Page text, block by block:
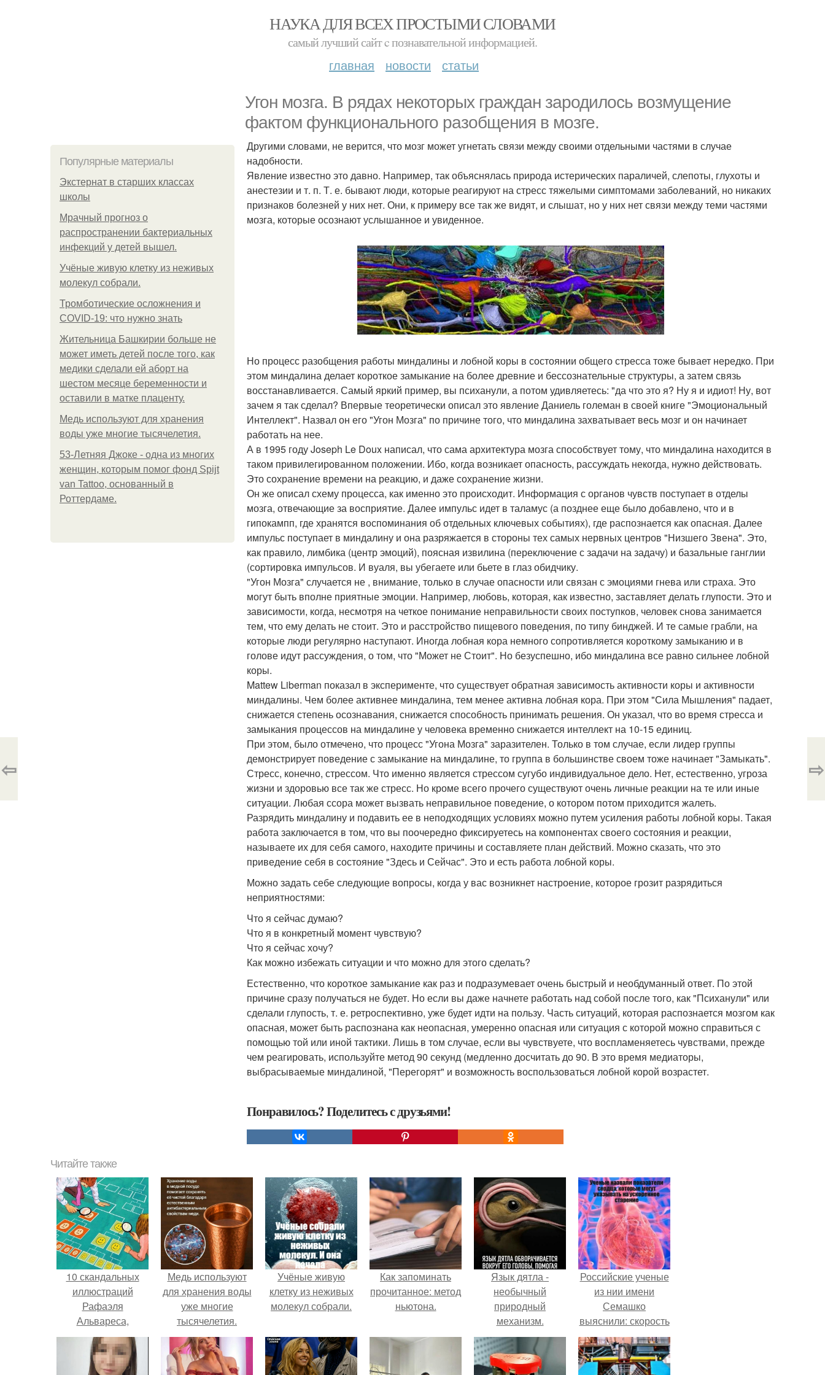
НАУКА ДЛЯ ВСЕХ ПРОСТЫМИ СЛОВАМИ
самый лучший сайт c познавательной информацией.
главная новости статьи
Угон мозга. В рядах некоторых граждан зародилось возмущение
фактом функционального разобщения в мозге.
Популярные материалы
Экстернат в старших классах
школы
Мрачный прогноз о
распространении бактериальных
инфекций у детей вышел.
Учёные живую клетку из неживых
молекул собрали.
Тромботические осложнения и
COVID-19: что нужно знать
Жительница Башкирии больше не
может иметь детей после того, как
медики сделали ей аборт на
шестом месяце беременности и
оставили в матке плаценту.
Медь используют для хранения
воды уже многие тысячелетия.
53-Летняя Джоке - одна из многих
женщин, которым помог фонд Spijt
van Tattoo, основанный в
Роттердаме.
Другими словами, не верится, что мозг может угнетать связи между своими отдельными частями в случае
надобности.
Явление известно это давно. Например, так объяснялась природа истерических параличей, слепоты, глухоты и
анестезии и т. п. Т. е. бывают люди, которые реагируют на стресс тяжелыми симптомами заболеваний, но никаких
признаков болезней у них нет. Они, к примеру все так же видят, и слышат, но у них нет связи между теми частями
мозга, которые осознают услышанное и увиденное.
Но процесс разобщения работы миндалины и лобной коры в состоянии общего стресса тоже бывает нередко. При
этом миндалина делает короткое замыкание на более древние и бессознательные структуры, а затем связь
восстанавливается. Самый яркий пример, вы психанули, а потом удивляетесь: "да что это я? Ну я и идиот! Ну, вот
зачем я так сделал? Впервые теоретически описал это явление Даниель големан в своей книге "Эмоциональный
Интеллект". Назвал он его "Угон Мозга" по причине того, что миндалина захватывает весь мозг и он начинает
работать на нее.
А в 1995 году Joseph Le Doux написал, что сама архитектура мозга способствует тому, что миндалина находится в
таком привилегированном положении. Ибо, когда возникает опасность, рассуждать некогда, нужно действовать.
Это сохранение времени на реакцию, и даже сохранение жизни.
Он же описал схему процесса, как именно это происходит. Информация с органов чувств поступает в отделы
мозга, отвечающие за восприятие. Далее импульс идет в таламус (а позднее еще было добавлено, что и в
гипокампп, где хранятся воспоминания об отдельных ключевых событиях), где распознается как опасная. Далее
импульс поступает в миндалину и она разряжается в стороны тех самых нервных центров "Низшего Звена". Это,
как правило, лимбика (центр эмоций), поясная извилина (переключение с задачи на задачу) и базальные ганглии
(сортировка импульсов. И вуаля, вы убегаете или бьете в глаз обидчику.
"Угон Мозга" случается не , внимание, только в случае опасности или связан с эмоциями гнева или страха. Это
могут быть вполне приятные эмоции. Например, любовь, которая, как известно, заставляет делать глупости. Это и
зависимости, когда, несмотря на четкое понимание неправильности своих поступков, человек снова занимается
тем, что ему делать не стоит. Это и расстройство пищевого поведения, по типу бинджей. И те самые грабли, на
которые люди регулярно наступают. Иногда лобная кора немного сопротивляется короткому замыканию и в
голове идут рассуждения, о том, что "Может не Стоит". Но безуспешно, ибо миндалина все равно сильнее лобной
коры.
Mattew Liberman показал в эксперименте, что существует обратная зависимость активности коры и активности
миндалины. Чем более активнее миндалина, тем менее активна лобная кора. При этом "Сила Мышления" падает,
снижается степень осознавания, снижается способность принимать решения. Он указал, что во время стресса и
замыкания процессов на миндалине у человека временно снижается интеллект на 10-15 единиц.
При этом, было отмечено, что процесс "Угона Мозга" заразителен. Только в том случае, если лидер группы
демонстрирует поведение с замыкание на миндалине, то группа в большинстве своем тоже начинает "Замыкать".
Стресс, конечно, стрессом. Что именно является стрессом сугубо индивидуальное дело. Нет, естественно, угроза
жизни и здоровью все так же стресс. Но кроме всего прочего существуют очень личные реакции на те или иные
ситуации. Любая ссора может вызвать неправильное поведение, о котором потом приходится жалеть.
Разрядить миндалину и подавить ее в неподходящих условиях можно путем усиления работы лобной коры. Такая
работа заключается в том, что вы поочередно фиксируетесь на компонентах своего состояния и реакции,
называете их для себя самого, находите причины и составляете план действий. Можно сказать, что это
приведение себя в состояние "Здесь и Сейчас". Это и есть работа лобной коры.
Можно задать себе следующие вопросы, когда у вас возникнет настроение, которое грозит разрядиться
неприятностями:
Что я сейчас думаю?
Что я в конкретный момент чувствую?
Что я сейчас хочу?
Как можно избежать ситуации и что можно для этого сделать?
Естественно, что короткое замыкание как раз и подразумевает очень быстрый и необдуманный ответ. По этой
причине сразу получаться не будет. Но если вы даже начнете работать над собой после того, как "Психанули" или
сделали глупость, т. е. ретроспективно, уже будет идти на пользу. Часть ситуаций, которая распознается мозгом как
опасная, может быть распознана как неопасная, умеренно опасная или ситуация с которой можно справиться с
помощью той или иной тактики. Лишь в том случае, если вы чувствуете, что воспламеняетесь чувствами, прежде
чем реагировать, используйте метод 90 секунд (медленно досчитать до 90. В это время медиаторы,
выбрасываемые миндалиной, "Перегорят" и возможность воспользоваться лобной корой возрастет.
Понравилось? Поделитесь с друзьями!
⇦ ⇨
Читайте также
10 скандальных
иллюстраций
Рафаэля
Альвареса,
которые вы не
забудете.
Медь используют
для хранения воды
уже многие
тысячелетия.
Учёные живую
клетку из неживых
молекул собрали.
Как запоминать
прочитанное: метод
ньютона.
Язык дятла -
необычный
природный
механизм.
Российские ученые
из нии имени
Семашко
выяснили: скорость
старения напрямую
зависит от
состояния сосудов